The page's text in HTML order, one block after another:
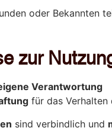
oder Bekannten
zur
Verantwortung
für das Verhalten
sind verbindlich und